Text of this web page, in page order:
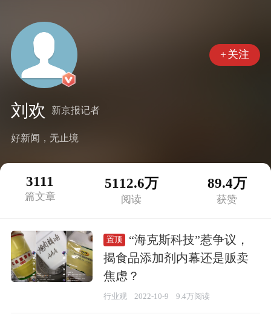
+关注
刘欢 新京报记者
好新闻，无止境
3111
篇文章
5112.6万
阅读
89.4万
获赞
置顶
“海克斯科技”惹争议，
揭食品添加剂内幕还是贩卖
焦虑？
行业观 2022-10-9 9.4万阅读